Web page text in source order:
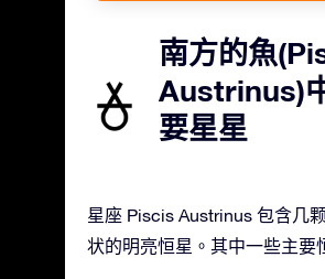
南方的魚
Austrinus)
要星星
星座 Piscis Austrinus 包含几
状的明亮恒星。其中一些主要